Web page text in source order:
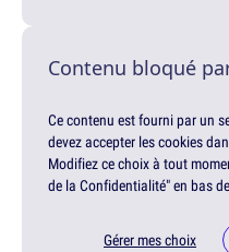
Contenu bloqué
Ce contenu est fourni par un
devez accepter les cookies
Modifiez ce choix à tout
de la Confidentialité" en bas
Gérer mes choix